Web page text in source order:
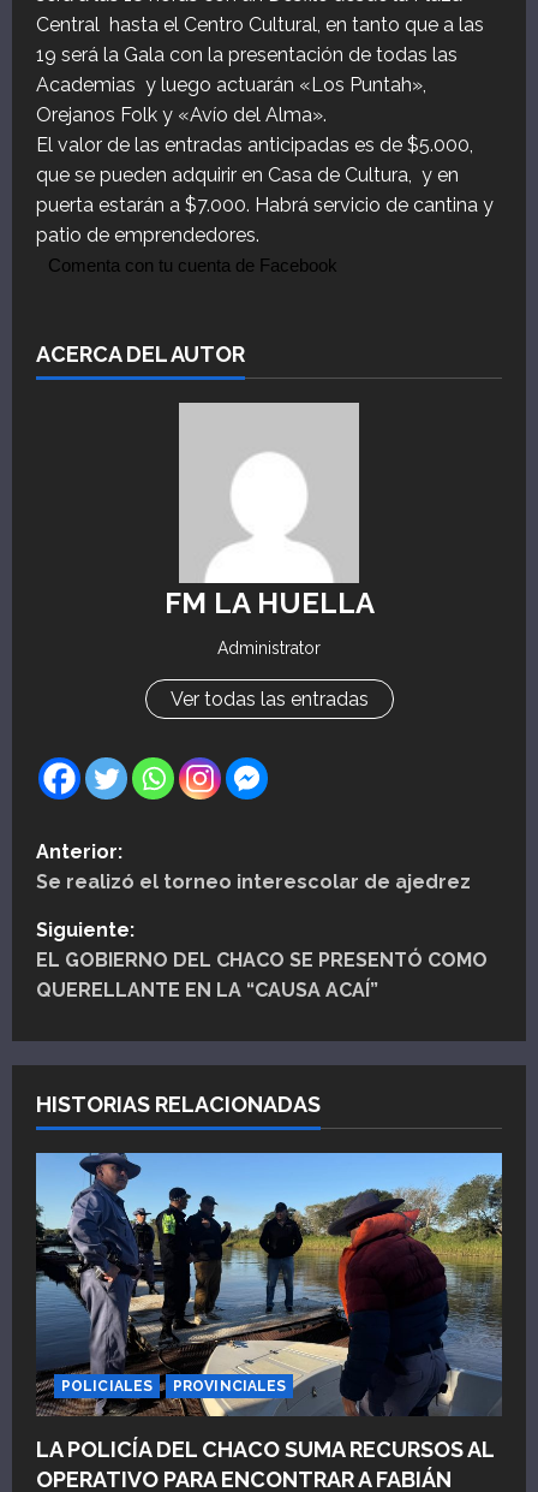
Central hasta el Centro Cultural, en tanto que a las
19 será la Gala con la presentación de todas las
Academias y luego actuarán «Los Puntah»,
Orejanos Folk y «Avío del Alma».
El valor de las entradas anticipadas es de $5.000,
que se pueden adquirir en Casa de Cultura, y en
puerta estarán a $7.000. Habrá servicio de cantina y
patio de emprendedores.
Comenta con tu cuenta de Facebook
ACERCA DEL AUTOR
FM LA HUELLA
Administrator
Ver todas las entradas
N
a
v
e
g
a
c
i
ó
n
d
e
e
Anterior:
Se realizó el torneo interescolar de ajedrez
Siguiente:
EL GOBIERNO DEL CHACO SE PRESENTÓ COMO
QUERELLANTE EN LA “CAUSA ACAÍ”
HISTORIAS RELACIONADAS
POLICIALES PROVINCIALES
LA POLICÍA DEL CHACO SUMA RECURSOS AL
OPERATIVO PARA ENCONTRAR A FABIÁN